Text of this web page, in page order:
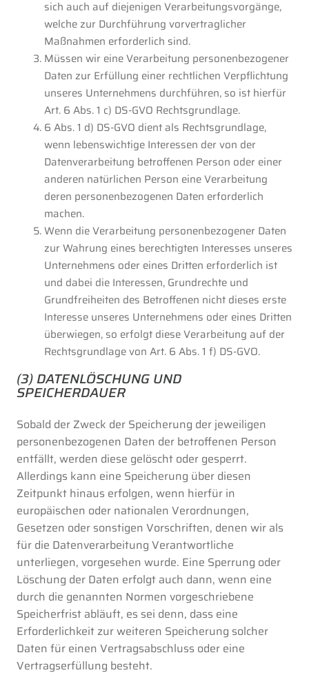
sich auch auf diejenigen Verarbeitungsvorgänge,
welche zur Durchführung vorvertraglicher
Maßnahmen erforderlich sind.
Müssen wir eine Verarbeitung personenbezogener
Daten zur Erfüllung einer rechtlichen Verpflichtung
unseres Unternehmens durchführen, so ist hierfür
Art. 6 Abs. 1 c) DS-GVO Rechtsgrundlage.
6 Abs. 1 d) DS-GVO dient als Rechtsgrundlage,
wenn lebenswichtige Interessen der von der
Datenverarbeitung betroffenen Person oder einer
anderen natürlichen Person eine Verarbeitung
deren personenbezogenen Daten erforderlich
machen.
Wenn die Verarbeitung personenbezogener Daten
zur Wahrung eines berechtigten Interesses unseres
Unternehmens oder eines Dritten erforderlich ist
und dabei die Interessen, Grundrechte und
Grundfreiheiten des Betroffenen nicht dieses erste
Interesse unseres Unternehmens oder eines Dritten
überwiegen, so erfolgt diese Verarbeitung auf der
Rechtsgrundlage von Art. 6 Abs. 1 f) DS-GVO.
(3) DATENLÖSCHUNG UND
SPEICHERDAUER
Sobald der Zweck der Speicherung der jeweiligen
personenbezogenen Daten der betroffenen Person
entfällt, werden diese gelöscht oder gesperrt.
Allerdings kann eine Speicherung über diesen
Zeitpunkt hinaus erfolgen, wenn hierfür in
europäischen oder nationalen Verordnungen,
Gesetzen oder sonstigen Vorschriften, denen wir als
für die Datenverarbeitung Verantwortliche
unterliegen, vorgesehen wurde. Eine Sperrung oder
Löschung der Daten erfolgt auch dann, wenn eine
durch die genannten Normen vorgeschriebene
Speicherfrist abläuft, es sei denn, dass eine
Erforderlichkeit zur weiteren Speicherung solcher
Daten für einen Vertragsabschluss oder eine
Vertragserfüllung besteht.